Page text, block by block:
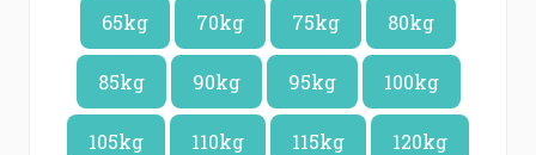
65kg 70kg 75kg 80kg
85kg 90kg 95kg 100kg
105kg 110kg 115kg 120kg